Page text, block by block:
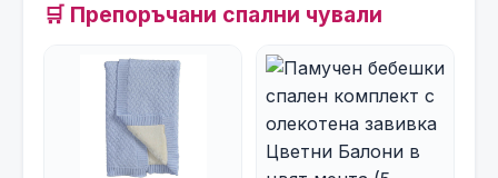
🛒 Препоръчани спални чували